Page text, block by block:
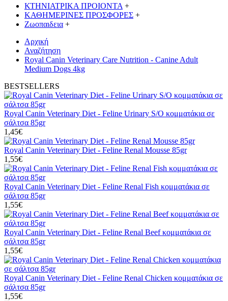
ΚΤΗΝΙΑΤΡΙΚΑ ΠΡΟΙΟΝΤΑ +
ΚΑΘΗΜΕΡΙΝΕΣ ΠΡΟΣΦΟΡΕΣ +
Ζωοπαιδεια +
Αρχική
Αναζήτηση
Royal Canin Veterinary Care Nutrition - Canine Adult
Medium Dogs 4kg
BESTSELLERS
Royal Canin Veterinary Diet - Feline Urinary S/O κομματάκια σε
σάλτσα 85gr
1,45€
Royal Canin Veterinary Diet - Feline Renal Mousse 85gr
1,55€
Royal Canin Veterinary Diet - Feline Renal Fish κομματάκια σε
σάλτσα 85gr
1,55€
Royal Canin Veterinary Diet - Feline Renal Beef κομματάκια σε
σάλτσα 85gr
1,55€
Royal Canin Veterinary Diet - Feline Renal Chicken κομματάκια σε
σάλτσα 85gr
1,55€